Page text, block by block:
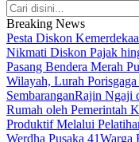
Breaking News
Pesta Diskon
Nikmati Diskon Pajak
Pasang Bendera Merah
Wilayah, Lurah
SembaranganRajin Ngaji
Rumah oleh Pemerintah
Produktif Melalui
Werdha Pusaka 41Warga